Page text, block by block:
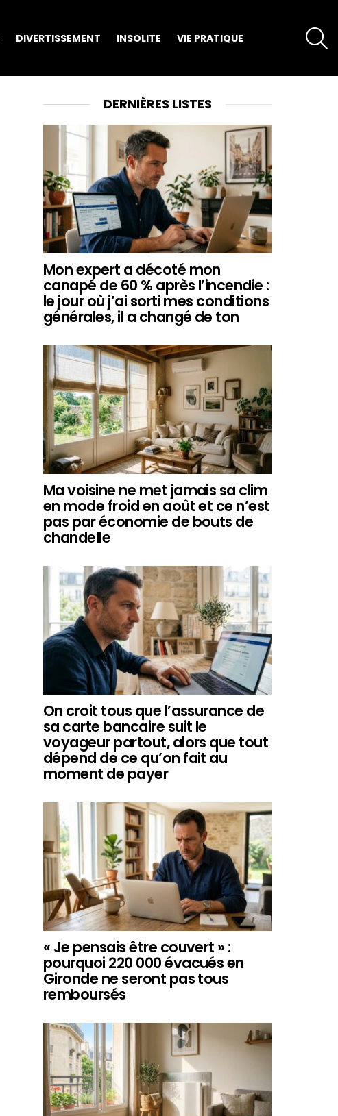
DIVERTISSEMENT INSOLITE VIE PRATIQUE
DERNIÈRES LISTES
Mon expert a décoté mon
canapé de 60 % après l’incendie :
le jour où j’ai sorti mes conditions
générales, il a changé de ton
Ma voisine ne met jamais sa clim
en mode froid en août et ce n’est
pas par économie de bouts de
chandelle
On croit tous que l’assurance de
sa carte bancaire suit le
voyageur partout, alors que tout
dépend de ce qu’on fait au
moment de payer
« Je pensais être couvert » :
pourquoi 220 000 évacués en
Gironde ne seront pas tous
remboursés